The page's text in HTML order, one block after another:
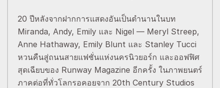
20 ปีหลังจากฝากการแสดงอันเป็นตำนานในบท
Miranda, Andy, Emily และ Nigel — Meryl Streep,
Anne Hathaway, Emily Blunt และ Stanley Tucci
หวนคืนสู่ถนนสายแฟชั่นแห่งนครนิวยอร์ก และออฟฟิศ
สุดเฉียบของ Runway Magazine อีกครั้ง ในภาพยนตร์
ภาคต่อที่ทั่วโลกรอคอยจาก 20th Century Studios